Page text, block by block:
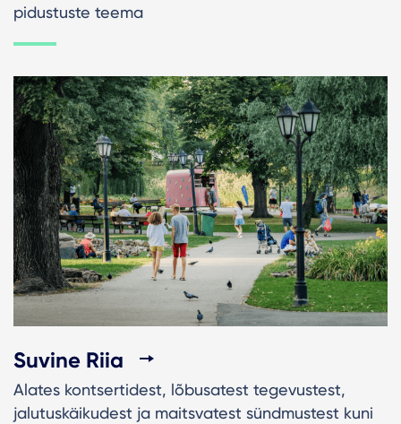
pidustuste teema
Suvine Riia
Alates kontsertidest, lõbusatest tegevustest,
jalutuskäikudest ja maitsvatest sündmustest kuni